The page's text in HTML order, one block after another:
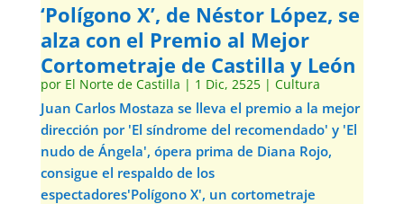
‘Polígono X’, de Néstor López, se
alza con el Premio al Mejor
Cortometraje de Castilla y León
por El Norte de Castilla | 1 Dic, 2525| Cultura
Juan Carlos Mostaza se lleva el premio a la mejor
dirección por 'El síndrome del recomendado' y 'El
nudo de Ángela', ópera prima de Diana Rojo,
consigue el respaldo de los
espectadores'Polígono X', un cortometraje